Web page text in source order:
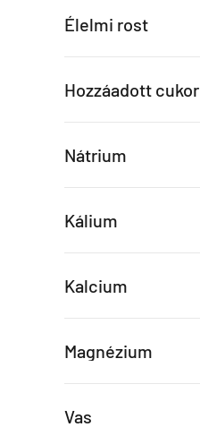
Élelmi rost
Hozzáadott cukor
Nátrium
Kálium
Kalcium
Magnézium
Vas